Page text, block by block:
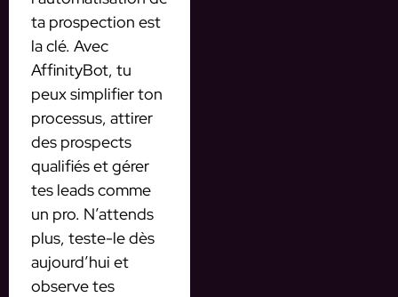
ta prospection est
la clé. Avec
AffinityBot, tu
peux simplifier ton
processus, attirer
des prospects
qualifiés et gérer
tes leads comme
un pro. N’attends
plus, teste-le dès
aujourd’hui et
observe tes